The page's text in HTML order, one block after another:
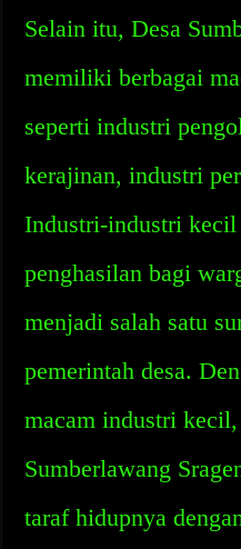
Selain itu, Desa
memiliki berbagai
seperti industri
kerajinan, industri
Industri-industri
penghasilan bagi
menjadi salah satu
pemerintah desa.
macam industri
Sumberlawang
taraf hidupnya